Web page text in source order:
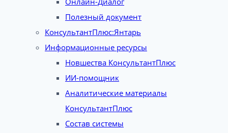
Полезный документ
КонсультантПлюс:Янтарь
Информационные ресурсы
Новшества КонсультантПлюс
ИИ-помощник
Аналитические материалы
КонсультантПлюс
Состав системы